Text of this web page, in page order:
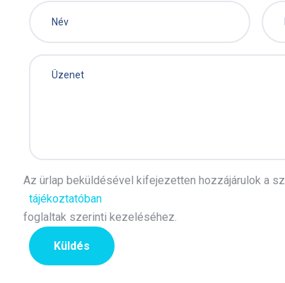
Az ürlap beküldésével kifejezetten hozzájárulok a
tájékoztatóban
foglaltak szerinti kezeléséhez.
Küldés